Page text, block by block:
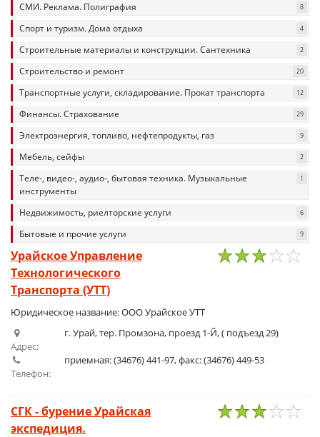
СМИ. Реклама. Полиграфия 8
Спорт и туризм. Дома отдыха 4
Строительные материалы и конструкции. Сантехника 2
Строительство и ремонт 20
Транспортные услуги, складирование. Прокат транспорта 12
Финансы. Страхование 29
Электроэнергия, топливо, нефтепродукты, газ 9
Мебель, сейфы 2
Теле-, видео-, аудио-, бытовая техника. Музыкальные
инструменты
1
Недвижимость, риелторские услуги 6
Бытовые и прочие услуги 9
Урайское Управление
Технологического
Транспорта (УТТ)
Юридическое название: ООО Урайское УТТ
Адрес:
г. Урай, тер. Промзона, проезд 1-Й, ( подъезд 29)
Телефон:
приемная: (34676) 441-97, факс: (34676) 449-53
СГК - бурение Урайская
экспедиция.